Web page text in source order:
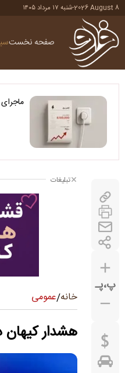
2026 August 8
-شنبه ۱۷ مرداد ۱۴۰۵
صفحه نخست
پ،پـ
تبلیغات
خانه/عمومی
هشدار کیهان